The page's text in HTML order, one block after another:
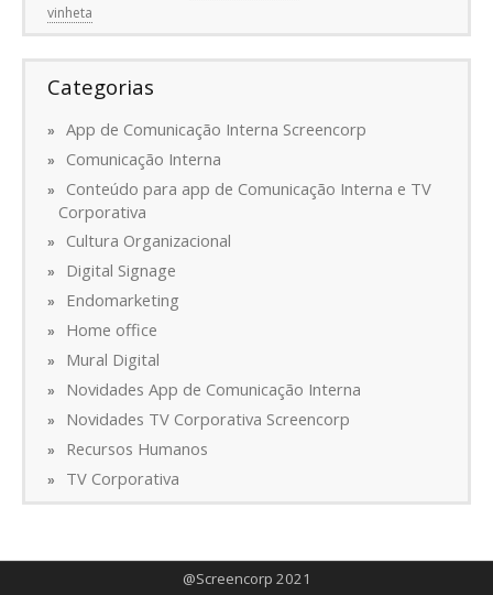
vinheta
Categorias
App de Comunicação Interna Screencorp
Comunicação Interna
Conteúdo para app de Comunicação Interna e TV
Corporativa
Cultura Organizacional
Digital Signage
Endomarketing
Home office
Mural Digital
Novidades App de Comunicação Interna
Novidades TV Corporativa Screencorp
Recursos Humanos
TV Corporativa
@Screencorp 2021